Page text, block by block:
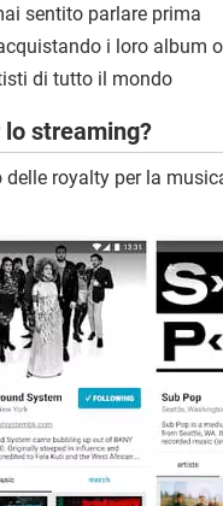
sentito parlare prima
i loro album
di tutto il mondo
streaming?
royalty per la